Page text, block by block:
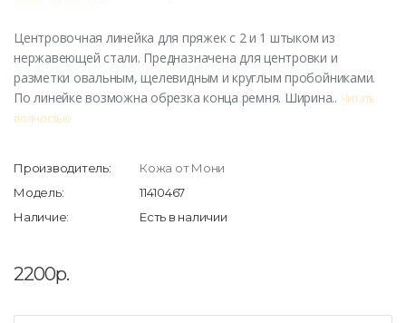
Центровочная линейка для пряжек с 2 и 1 штыком из
нержавеющей стали. Предназначена для центровки и
разметки овальным, щелевидным и круглым пробойниками.
По линейке возможна обрезка конца ремня. Ширина.. Читать
полностью
Производитель:
Кожа от Мони
Модель:
11410467
Наличие:
Есть в наличии
2200р.